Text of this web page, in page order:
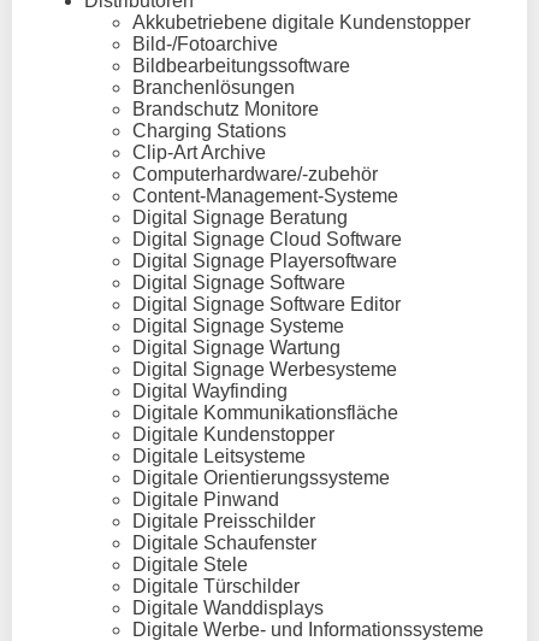
Akkubetriebene digitale Kundenstopper
Bild-/Fotoarchive
Bildbearbeitungssoftware
Branchenlösungen
Brandschutz Monitore
Charging Stations
Clip-Art Archive
Computerhardware/-zubehör
Content-Management-Systeme
Digital Signage Beratung
Digital Signage Cloud Software
Digital Signage Playersoftware
Digital Signage Software
Digital Signage Software Editor
Digital Signage Systeme
Digital Signage Wartung
Digital Signage Werbesysteme
Digital Wayfinding
Digitale Kommunikationsfläche
Digitale Kundenstopper
Digitale Leitsysteme
Digitale Orientierungssysteme
Digitale Pinwand
Digitale Preisschilder
Digitale Schaufenster
Digitale Stele
Digitale Türschilder
Digitale Wanddisplays
Digitale Werbe- und Informationssysteme